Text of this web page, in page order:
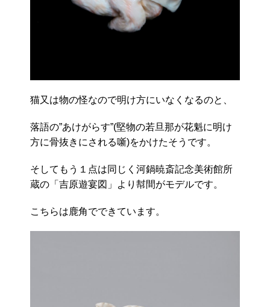
猫又は物の怪なので明け方にいなくなるのと、
落語の”あけがらす”(堅物の若旦那が花魁に明け
方に骨抜きにされる噺)をかけたそうです。
そしてもう１点は同じく河鍋暁斎記念美術館所
蔵の「吉原遊宴図」より幇間がモデルです。
こちらは鹿角でできています。